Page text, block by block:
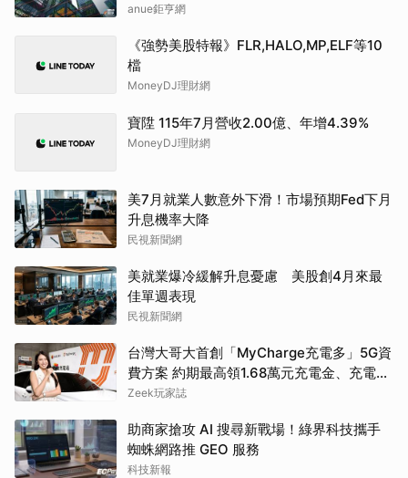
anue鉅亨網
《強勢美股特報》FLR,HALO,MP,ELF等10
檔
MoneyDJ理財網
寶陞 115年7月營收2.00億、年增4.39%
MoneyDJ理財網
美7月就業人數意外下滑！市場預期Fed下月
升息機率大降
民視新聞網
美就業爆冷緩解升息憂慮 美股創4月來最
佳單週表現
民視新聞網
台灣大哥大首創「MyCharge充電多」5G資
費方案 約期最高領1.68萬元充電金、充電最
高89折
Zeek玩家誌
助商家搶攻 AI 搜尋新戰場！綠界科技攜手
蜘蛛網路推 GEO 服務
科技新報